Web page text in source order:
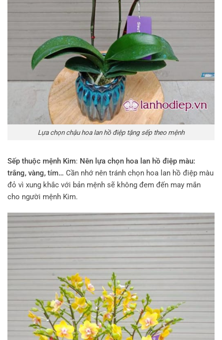
Lựa chọn chậu hoa lan hồ điệp tặng sếp theo mệnh
Sếp thuộc mệnh Kim: Nên lựa chọn hoa lan hồ điệp màu:
trắng, vàng, tím… Cần nhớ nên tránh chọn hoa lan hồ điệp màu
đỏ vì xung khắc với bản mệnh sẽ không đem đến may mắn
cho người mệnh Kim.